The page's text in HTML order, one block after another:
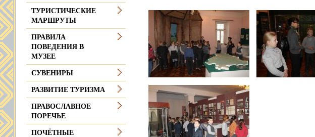
ТУРИСТИЧЕСКИЕ
МАРШРУТЫ
ПРАВИЛА
ПОВЕДЕНИЯ В
МУЗЕЕ
СУВЕНИРЫ
РАЗВИТИЕ ТУРИЗМА
ПРАВОСЛАВНОЕ
ПОРЕЧЬЕ
ПОЧЁТНЫЕ